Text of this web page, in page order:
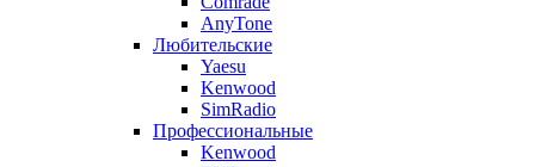
AnyTone
Любительские
Yaesu
Kenwood
SimRadio
Профессиональные
Kenwood